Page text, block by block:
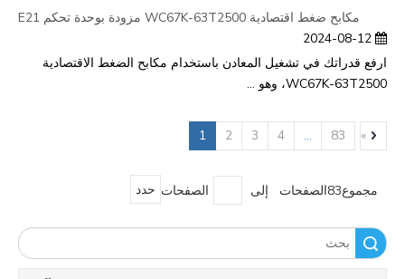
مكابح ضغط اقتصادية WC67K-63T2500 مزودة بوحدة تحكم E21
ارفع قدراتك في تشغيل المعادن باستخدام مكابح الضغط الاقتصادية
WC67K-63T2500، وهو ...
1 2 3 4 ... 83 »
مجموع83الصفحات إلى الصفحات حدد